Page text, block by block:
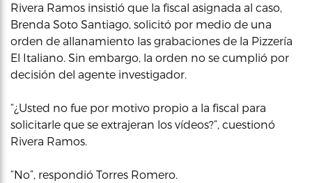
Rivera Ramos insistió que la fiscal asignada al caso,
Brenda Soto Santiago, solicitó por medio de una
orden de allanamiento las grabaciones de la Pizzería
El Italiano. Sin embargo, la orden no se cumplió por
decisión del agente investigador.
“¿Usted no fue por motivo propio a la fiscal para
solicitarle que se extrajeran los vídeos?”, cuestionó
Rivera Ramos.
“No”, respondió Torres Romero.